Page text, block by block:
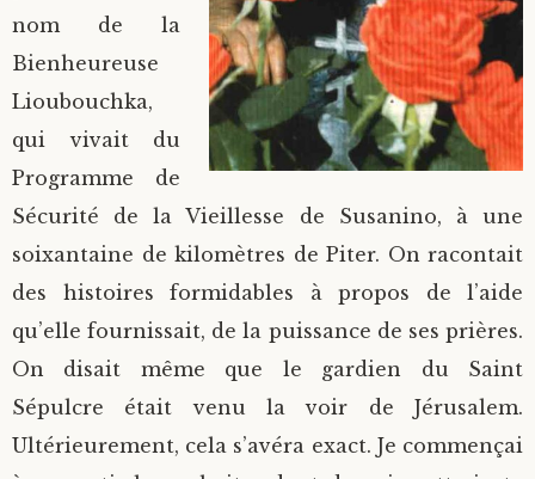
nom de la
Bienheureuse
Lioubouchka,
qui vivait du
Programme de
Sécurité de la Vieillesse de Susanino, à une
soixantaine de kilomètres de Piter. On racontait
des histoires formidables à propos de l’aide
qu’elle fournissait, de la puissance de ses prières.
On disait même que le gardien du Saint
Sépulcre était venu la voir de Jérusalem.
Ultérieurement, cela s’avéra exact. Je commençai